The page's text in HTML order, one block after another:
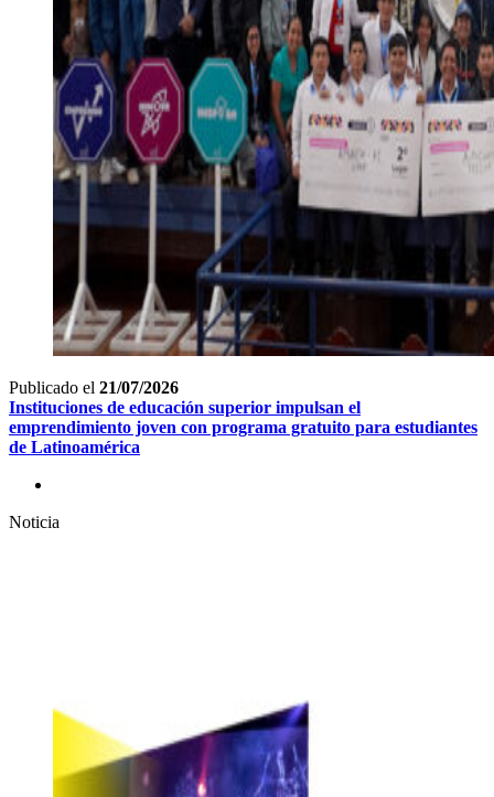
Publicado el 21/07/2026
Instituciones de educación superior impulsan el
emprendimiento joven con programa gratuito para estudiantes
de Latinoamérica
Noticia